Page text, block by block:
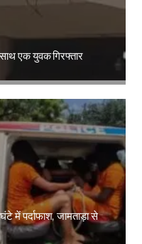
एक युवक गिरफ्तार
में पर्दाफाश, जामताड़ा से